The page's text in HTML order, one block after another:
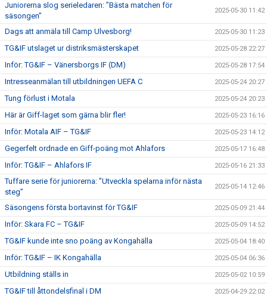
Juniorerna slog serieledaren: ”Bästa matchen för
säsongen”
2025-05-30 11:42
Dags att anmäla till Camp Ulvesborg! 2025-05-30 11:23
TG&IF utslaget ur distriksmästerskapet 2025-05-28 22:27
Inför: TG&IF – Vänersborgs IF (DM) 2025-05-28 17:54
Intresseanmälan till utbildningen UEFA C 2025-05-24 20:27
Tung förlust i Motala 2025-05-24 20:23
Här är Giff-laget som gärna blir fler! 2025-05-23 16:16
Inför: Motala AIF – TG&IF 2025-05-23 14:12
Gegerfelt ordnade en Giff-poäng mot Ahlafors 2025-05-17 16:48
Inför: TG&IF – Ahlafors IF 2025-05-16 21:33
Tuffare serie för juniorerna: ”Utveckla spelarna inför nästa
steg”
2025-05-14 12:46
Säsongens första bortavinst för TG&IF 2025-05-09 21:44
Inför: Skara FC – TG&IF 2025-05-09 14:52
TG&IF kunde inte sno poäng av Kongahälla 2025-05-04 18:40
Inför: TG&IF – IK Kongahälla 2025-05-04 06:36
Utbildning ställs in 2025-05-02 10:59
TG&IF till åttondelsfinal i DM 2025-04-29 22:02